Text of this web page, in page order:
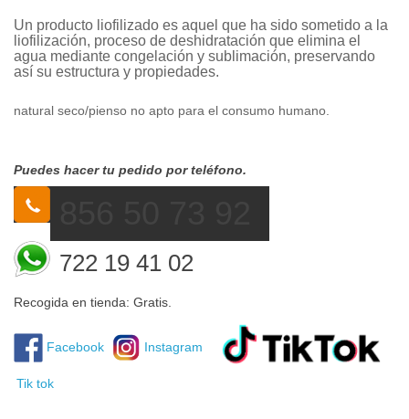
Un producto liofilizado es aquel que ha sido sometido a la
liofilización, proceso de deshidratación que elimina el
agua mediante congelación y sublimación, preservando
así su estructura y propiedades.
natural seco/pienso no apto para el consumo humano.
Puedes hacer tu pedido por teléfono.
722 19 41 02
Recogida en tienda: Gratis.
Facebook Instagram
Tik tok